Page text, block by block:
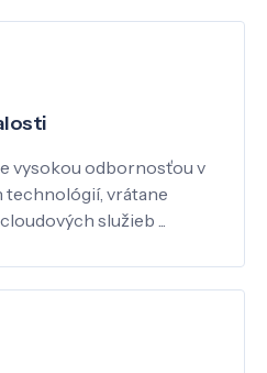
vysokou odbornosťou v
vrátane
služieb ...